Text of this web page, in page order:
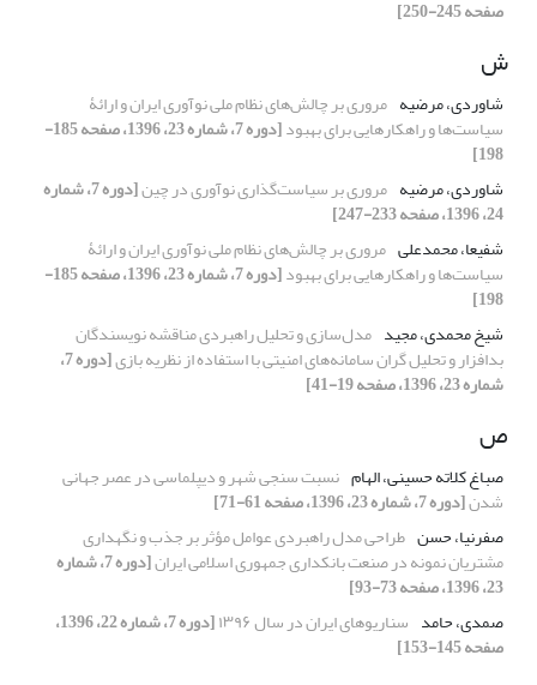
صفحه 245-250]
ش
شاوردی، مرضیه مروری بر چالش‌های نظام ملی نوآوری ایران و ارائۀ
سیاست‌ها و راهکارهایی برای بهبود [دوره 7، شماره 23، 1396، صفحه 185-
198]
شاوردی، مرضیه مروری بر سیاست‌گذاری نوآوری در چین [دوره 7، شماره
24، 1396، صفحه 233-247]
شفیعا، محمدعلی مروری بر چالش‌های نظام ملی نوآوری ایران و ارائۀ
سیاست‌ها و راهکارهایی برای بهبود [دوره 7، شماره 23، 1396، صفحه 185-
198]
شیخ محمدی، مجید مدل‌سازی و تحلیل راهبردی مناقشه نویسندگان
بدافزار و تحلیل گران سامانه‌های امنیتی با استفاده از نظریه بازی [دوره 7،
شماره 23، 1396، صفحه 19-41]
ص
صباغ کلاته حسینی، الهام نسبت سنجی شهر و دیپلماسی در عصر جهانی
شدن[دوره 7، شماره 23، 1396، صفحه 61-71]
صفرنیا، حسن طراحی مدل راهبردی عوامل مؤثر بر جذب و نگهداری
مشتریان نمونه در صنعت بانکداری جمهوری اسلامی ایران [دوره 7، شماره
23، 1396، صفحه 73-93]
صمدی، حامد سناریوهای ایران در سال ۱۳۹۶ [دوره 7، شماره 22، 1396،
صفحه 145-153]